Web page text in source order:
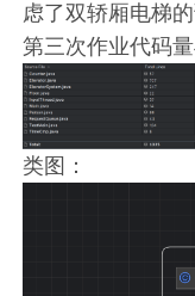
虑了双轿厢电梯
第三次作业代码
类图：